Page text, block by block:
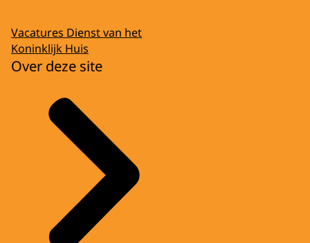
Vacatures Dienst van het
Koninklijk Huis
Over deze site